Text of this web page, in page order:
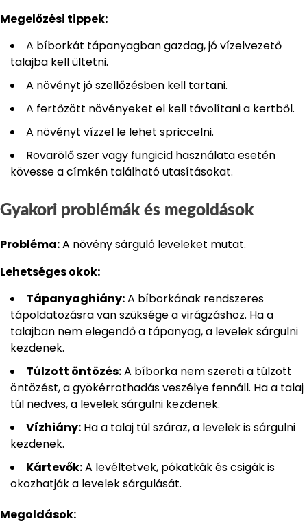
Megelőzési tippek:
A bíborkát tápanyagban gazdag, jó vízelvezető
talajba kell ültetni.
A növényt jó szellőzésben kell tartani.
A fertőzött növényeket el kell távolítani a kertből.
A növényt vízzel le lehet spriccelni.
Rovarölő szer vagy fungicid használata esetén
kövesse a címkén található utasításokat.
Gyakori problémák és megoldások
Probléma:A növény sárguló leveleket mutat.
Lehetséges okok:
Tápanyaghiány:A bíborkának rendszeres
tápoldatozásra van szüksége a virágzáshoz. Ha a
talajban nem elegendő a tápanyag, a levelek sárgulni
kezdenek.
Túlzott öntözés:A bíborka nem szereti a túlzott
öntözést, a gyökérrothadás veszélye fennáll. Ha a talaj
túl nedves, a levelek sárgulni kezdenek.
Vízhiány: Ha a talaj túl száraz, a levelek is sárgulni
kezdenek.
Kártevők:A levéltetvek, pókatkák és csigák is
okozhatják a levelek sárgulását.
Megoldások: